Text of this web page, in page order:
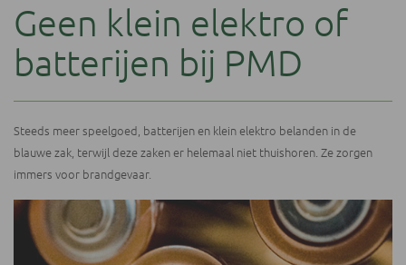
Geen klein elektro of
batterijen bij PMD
Steeds meer speelgoed, batterijen en klein elektro belanden in de
blauwe zak, terwijl deze zaken er helemaal niet thuishoren. Ze zorgen
immers voor brandgevaar.